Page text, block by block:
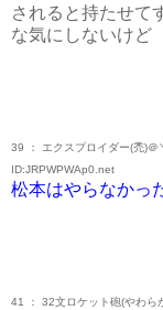
されると持たせて
な気にしないけど
39 ： エクスプロイダー(禿)
ID:JRPWPWAp0.net
松本はやらなかっ
41 ： 32文ロケット砲(やわ